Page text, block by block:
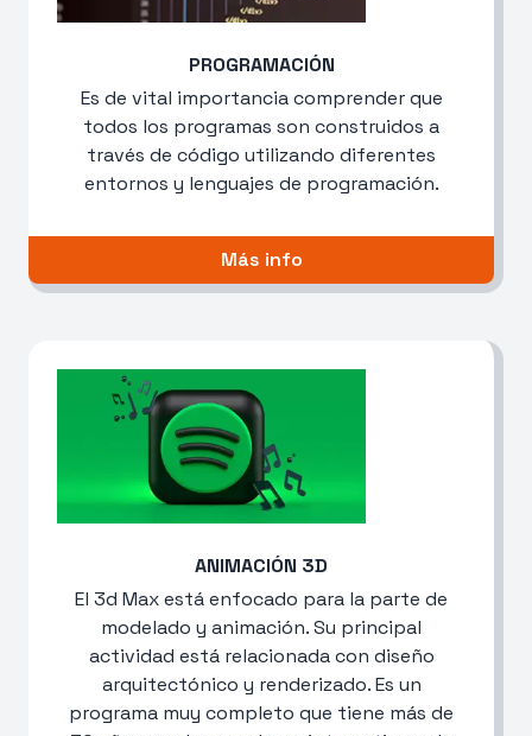
PROGRAMACIÓN
Es de vital importancia comprender que
todos los programas son construidos a
través de código utilizando diferentes
entornos y lenguajes de programación.
Más info
ANIMACIÓN 3D
El 3d Max está enfocado para la parte de
modelado y animación. Su principal
actividad está relacionada con diseño
arquitectónico y renderizado. Es un
programa muy completo que tiene más de